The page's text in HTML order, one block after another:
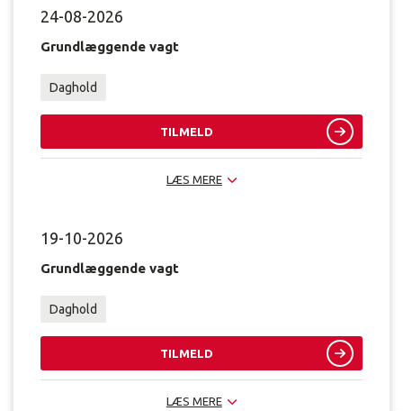
24-08-2026
Grundlæggende vagt
Daghold
TILMELD
LÆS MERE
19-10-2026
Grundlæggende vagt
Daghold
TILMELD
LÆS MERE